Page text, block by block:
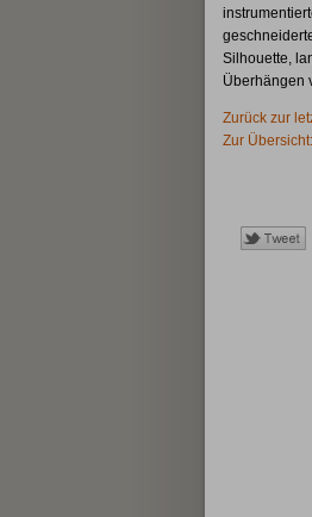
Silhouette,
Überhängen
Zurück zur
Zur